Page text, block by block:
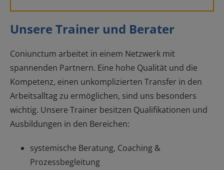
Unsere Trainer und Berater
Coniunctum arbeitet in einem Netzwerk mit
spannenden Partnern. Eine hohe Qualität und die
Kompetenz, einen unkomplizierten Transfer in den
Arbeitsalltag zu ermöglichen, sind uns besonders
wichtig. Unsere Trainer besitzen Qualifikationen und
Ausbildungen in den Bereichen:
systemische Beratung, Coaching &
Prozessbegleitung